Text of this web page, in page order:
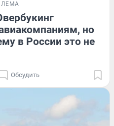
но
в России это не
Обсудить